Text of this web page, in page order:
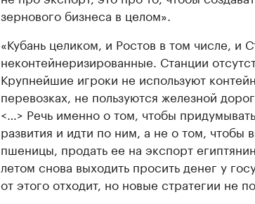
зернового бизнеса в целом».
«Кубань целиком, и Ростов в том числе, и
неконтейнеризированные. Станции
Крупнейшие игроки не используют
перевозках, не пользуются железной
<…> Речь именно о том, чтобы
развития и идти по ним, а не о том, чтобы
пшеницы, продать ее на экспорт
летом снова выходить просить денег у
от этого отходит, но новые стратегии не